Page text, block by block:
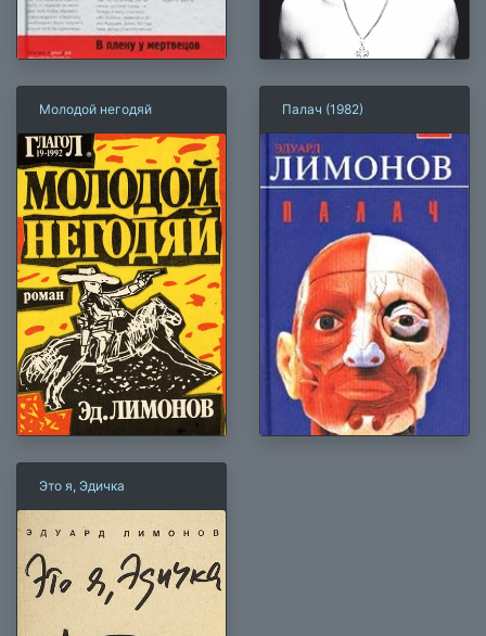
Молодой негодяй Палач (1982)
Это я, Эдичка